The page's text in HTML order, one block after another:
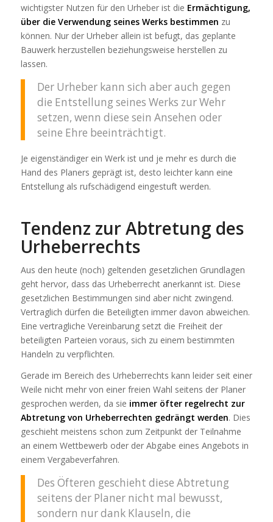
wichtigster Nutzen für den Urheber ist die Ermächtigung,
über die Verwendung seines Werks bestimmen zu
können. Nur der Urheber allein ist befugt, das geplante
Bauwerk herzustellen beziehungsweise herstellen zu
lassen.
Der Urheber kann sich aber auch gegen
die Entstellung seines Werks zur Wehr
setzen, wenn diese sein Ansehen oder
seine Ehre beeinträchtigt.
Je eigenständiger ein Werk ist und je mehr es durch die
Hand des Planers geprägt ist, desto leichter kann eine
Entstellung als rufschädigend eingestuft werden.
Tendenz zur Abtretung des
Urheberrechts
Aus den heute (noch) geltenden gesetzlichen Grundlagen
geht hervor, dass das Urheberrecht anerkannt ist. Diese
gesetzlichen Bestimmungen sind aber nicht zwingend.
Vertraglich dürfen die Beteiligten immer davon abweichen.
Eine vertragliche Vereinbarung setzt die Freiheit der
beteiligten Parteien voraus, sich zu einem bestimmten
Handeln zu verpflichten.
Gerade im Bereich des Urheberrechts kann leider seit einer
Weile nicht mehr von einer freien Wahl seitens der Planer
gesprochen werden, da sie immer öfter regelrecht zur
Abtretung von Urheberrechten gedrängt werden. Dies
geschieht meistens schon zum Zeitpunkt der Teilnahme
an einem Wettbewerb oder der Abgabe eines Angebots in
einem Vergabeverfahren.
Des Öfteren geschieht diese Abtretung
seitens der Planer nicht mal bewusst,
sondern nur dank Klauseln, die